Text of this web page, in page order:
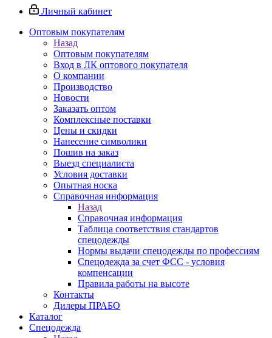
Личный кабинет
Оптовым покупателям
Назад
Оптовым покупателям
Вход в ЛК оптового покупателя
О компании
Производство
Новости
Заказать оптом
Комплексные поставки
Цены и скидки
Нанесение символики
Пошив на заказ
Выезд специалиста
Условия доставки
Опытная носка
Справочная информация
Назад
Справочная информация
Таблица соответствия стандартов
спецодежды
Нормы выдачи спецодежды по профессиям
Спецодежда за счет ФСС - условия
компенсации
Правила работы на высоте
Контакты
Дилеры ПРАБО
Каталог
Спецодежда